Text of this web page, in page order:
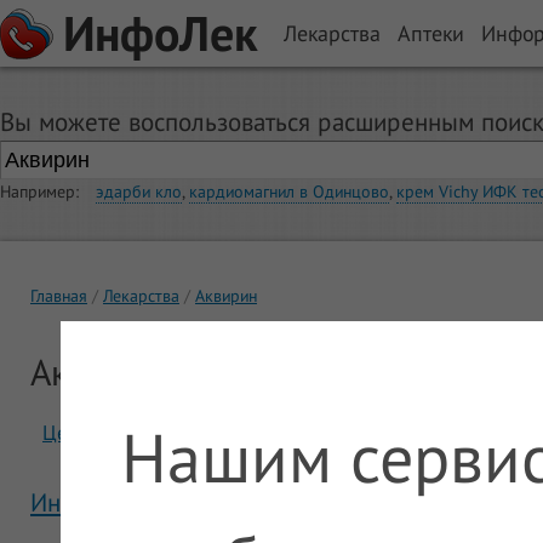
ИнфоЛек Лекарства Аптеки
Вы можете воспользоваться расширенным
Например: эдарби кло, кардиомагнил в Одинцово, крем Vichy ИФК
Главная Лекарства Аквирин
Аквирин
Цены Отзывы
Инструкция Аквирин
Нашим